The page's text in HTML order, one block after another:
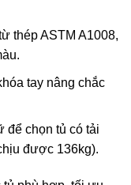
thép ASTM A1008,
tay nâng chắc
để chọn tủ có tải
được 136kg).